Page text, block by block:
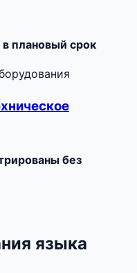
плановый срок
без
языка